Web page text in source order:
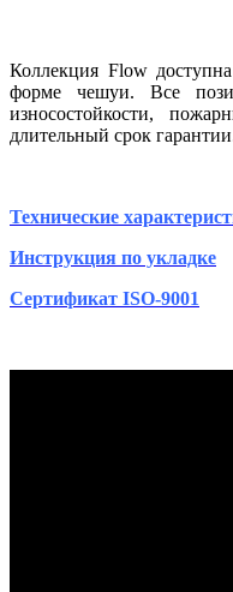
Коллекция Flow
форме чешуи. Все
износостойкости,
длительный срок
Технические
Инструкция по укладке
Сертификат ISO-9001